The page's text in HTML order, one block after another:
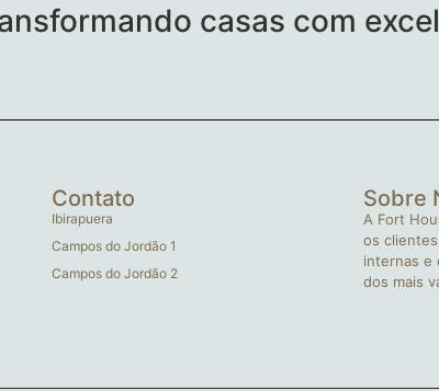
casas com
Contato
Ibirapuera
Campos do Jordão 1
Campos do Jordão 2
Sobre
A Fort
os
internas e
dos mais